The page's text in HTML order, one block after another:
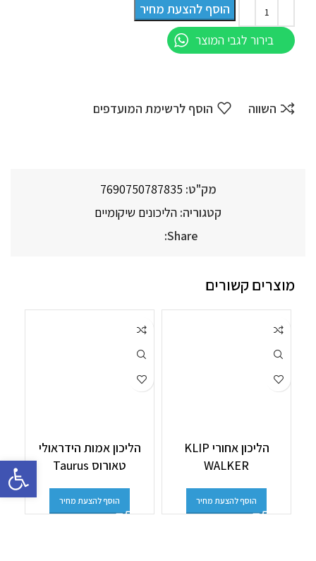
הוסף להצעת מחיר
בירור לגבי המוצר
השווה הוסף לרשימת המועדפים
מק"ט: 7690750787835
קטגוריה: הליכונים שיקומיים
Share:
מוצרים קשורים
הליכון אחורי KLIP
WALKER
הוסף להצעת מחיר
הליכון אמות הידראולי
טאורוס Taurus
הוסף להצעת מחיר
פתח